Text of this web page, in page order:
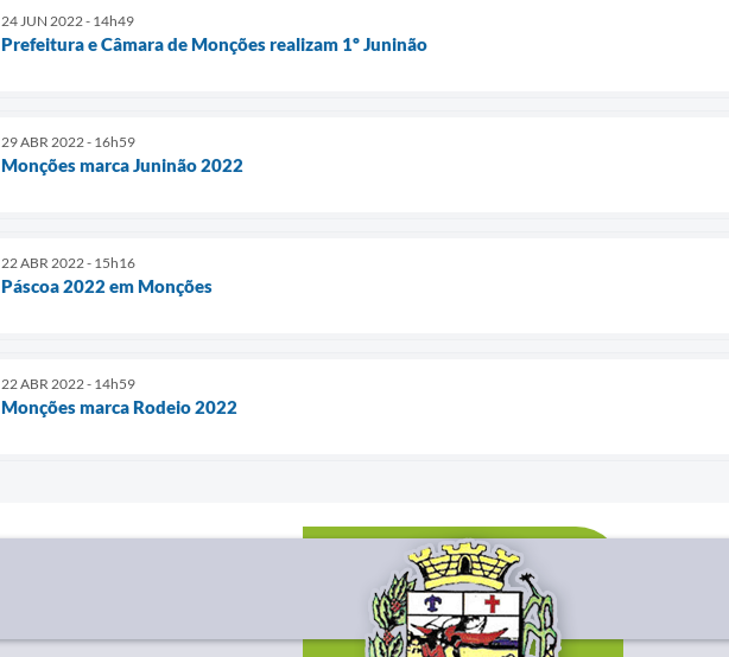
24 JUN 2022 - 14h49
Prefeitura e Câmara de Monções realizam 1º Juninão
29 ABR 2022 - 16h59
Monções marca Juninão 2022
22 ABR 2022 - 15h16
Páscoa 2022 em Monções
22 ABR 2022 - 14h59
Monções marca Rodeio 2022